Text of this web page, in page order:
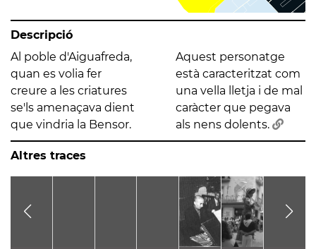
Descripció
Al poble d'Aiguafreda,
quan es volia fer
creure a les criatures
se'ls amenaçava dient
que vindria la Bensor.
Aquest personatge
està caracteritzat com
una vella lletja i de mal
caràcter que pegava
als nens dolents.
Altres traces